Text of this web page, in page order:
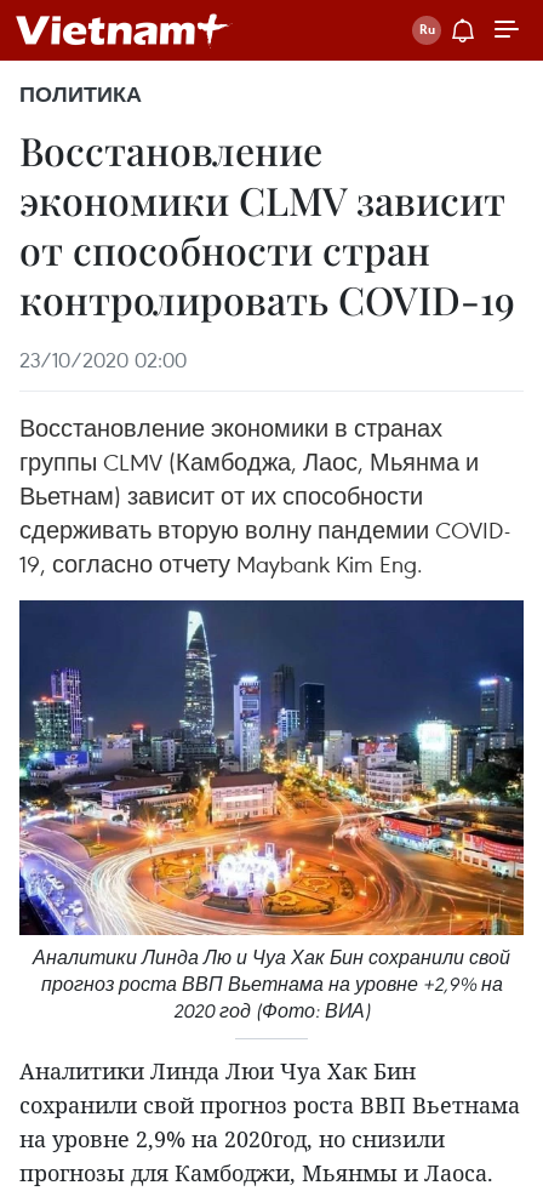
ПОЛИТИКА
Восстановление
экономики CLMV зависит
от способности стран
контролировать COVID-19
23/10/2020 02:00
Восстановление экономики в странах
группы CLMV (Камбоджа, Лаос, Мьянма и
Вьетнам) зависит от их способности
сдерживать вторую волну пандемии COVID-
19, согласно отчету Maybank Kim Eng.
Аналитики Линда Лю и Чуа Хак Бин сохранили свой
прогноз роста ВВП Вьетнама на уровне +2,9% на
2020 год (Фото: ВИА)
Аналитики Линда Люи Чуа Хак Бин
сохранили свой прогноз роста ВВП Вьетнама
на уровне 2,9% на 2020год, но снизили
прогнозы для Камбоджи, Мьянмы и Лаоса.